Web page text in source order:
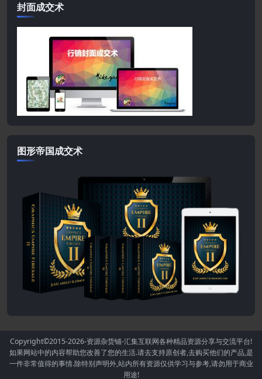
封面成交术
图形帝国成交术
Copyright©2015-2026-资源杂货铺-汇集互联网各种精品资源分享与交流平台!
如果网站中的内容帮助您改善了您的生活.请去支持原创者,去购买他们的产品,是
一件非常值得的事情.除特别声明外,站内所有资源仅供学习与参考,请勿用于商业
用途!